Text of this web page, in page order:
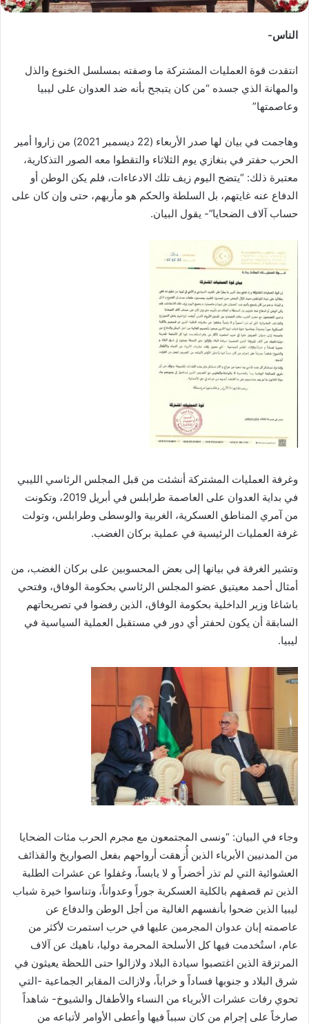
ر
ا
الناس-
انتقدت قوة العمليات المشتركة ما وصفته بمسلسل الخنوع والذل
والمهانة الذي جسده “من كان يتبجح بأنه ضد العدوان على ليبيا
وعاصمتها”
وهاجمت في بيان لها صدر الأربعاء (22 ديسمبر 2021) من زاروا أمير
الحرب حفتر في بنغازي يوم الثلاثاء والتقطوا معه الصور التذكارية،
معتبرة ذلك: “يتضح اليوم زيف تلك الادعاءات، فلم يكن الوطن أو
الدفاع عنه غايتهم، بل السلطة والحكم هو مأربهم، حتى وإن كان على
حساب آلاف الضحايا”- يقول البيان.
وغرفة العمليات المشتركة أنشئت من قبل المجلس الرئاسي الليبي
في بداية العدوان على العاصمة طرابلس في أبريل 2019، وتكونت
من آمري المناطق العسكرية، الغربية والوسطى وطرابلس، وتولت
غرفة العمليات الرئيسية في عملية بركان الغضب.
وتشير الغرفة في بيانها إلى بعض المحسوبين على بركان الغضب، من
أمثال أحمد معيتيق عضو المجلس الرئاسي بحكومة الوفاق، وفتحي
باشاغا وزير الداخلية بحكومة الوفاق، الذين رفضوا في تصريحاتهم
السابقة أن يكون لحفتر أي دور في مستقبل العملية السياسية في
ليبيا.
وجاء في البيان: “ونسى المجتمعون مع مجرم الحرب مئات الضحايا
من المدنيين الأبرياء الذين أُزهقت أرواحهم بفعل الصواريخ والقذائف
العشوائية التي لم تذر أخضراً و لا يابساً، وغفلوا عن عشرات الطلبة
الذين تم قصفهم بالكلية العسكرية جوراً وعدواناً، وتناسوا خيرة شباب
ليبيا الذين ضحوا بأنفسهم الغالية من أجل الوطن والدفاع عن
عاصمته إبان عدوان المجرمين عليها في حرب استمرت لأكثر من
عام، استُخدمت فيها كل الأسلحة المحرمة دوليا، ناهيك عن آلاف
المرتزقة الذين اغتصبوا سيادة البلاد ولازالوا حتى اللحظة يعيثون في
شرق البلاد و جنوبها فساداً و خراباً، ولازالت المقابر الجماعية -التي
تحوي رفات عشرات الأبرياء من النساء والأطفال والشيوخ- شاهداً
صارخاً على إجرام من كان سبباً فيها وأعطى الأوامر لأتباعه من